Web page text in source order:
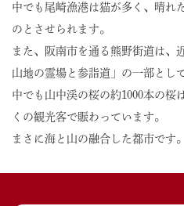
中でも尾崎漁港は猫が多く、晴れ
のとさせられます。
また、阪南市を通る熊野街道は、
山地の霊場と参詣道」の一部とし
中でも山中渓の桜の約1000本の桜
くの観光客で賑わっています。
まさに海と山の融合した都市です。